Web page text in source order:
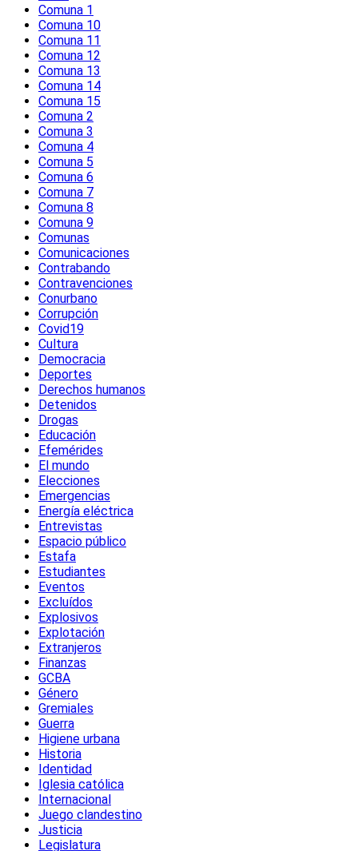
Comuna 1
Comuna 10
Comuna 11
Comuna 12
Comuna 13
Comuna 14
Comuna 15
Comuna 2
Comuna 3
Comuna 4
Comuna 5
Comuna 6
Comuna 7
Comuna 8
Comuna 9
Comunas
Comunicaciones
Contrabando
Contravenciones
Conurbano
Corrupción
Covid19
Cultura
Democracia
Deportes
Derechos humanos
Detenidos
Drogas
Educación
Efemérides
El mundo
Elecciones
Emergencias
Energía eléctrica
Entrevistas
Espacio público
Estafa
Estudiantes
Eventos
Excluídos
Explosivos
Explotación
Extranjeros
Finanzas
GCBA
Género
Gremiales
Guerra
Higiene urbana
Historia
Identidad
Iglesia católica
Internacional
Juego clandestino
Justicia
Legislatura